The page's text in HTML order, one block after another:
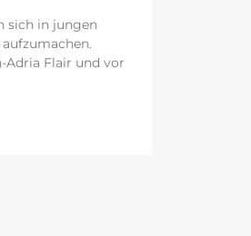
sich in jungen
Adria Flair und vor